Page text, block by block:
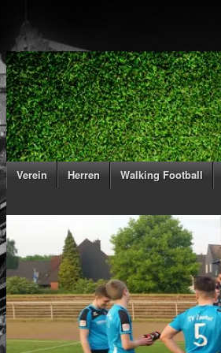
Verein Herren Walking Football